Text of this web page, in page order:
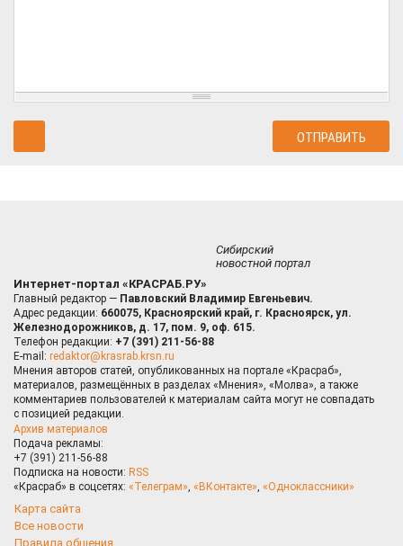
Сибирский
новостной портал
Интернет-портал «КРАСРАБ.РУ»
Главный редактор — Павловский Владимир Евгеньевич.
Адрес редакции: 660075, Красноярский край, г. Красноярск, ул.
Железнодорожников, д. 17, пом. 9, оф. 615.
Телефон редакции: +7 (391) 211-56-88
E-mail: redaktor@krasrab.krsn.ru
Мнения авторов статей, опубликованных на портале «Красраб»,
материалов, размещённых в разделах «Мнения», «Молва», а также
комментариев пользователей к материалам сайта могут не совпадать
с позицией редакции.
Архив материалов
Подача рекламы:
+7 (391) 211-56-88
Подписка на новости: RSS
«Красраб» в соцсетях: «Телеграм», «ВКонтакте», «Одноклассники»
Карта сайта
Все новости
Правила общения